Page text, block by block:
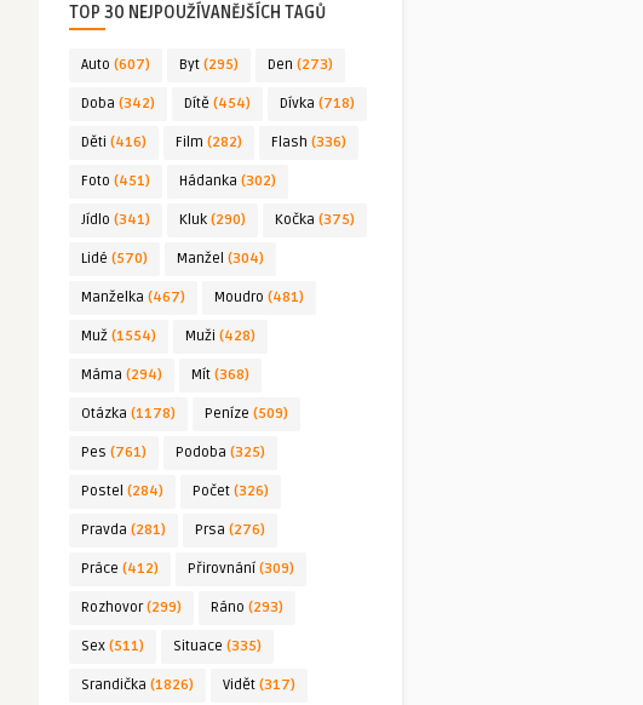
TOP 30 NEJPOUŽÍVANĚJŠÍCH TAGŮ
Auto (607) Byt (295) Den (273)
Doba (342) Dítě (454) Dívka (718)
Děti (416) Film (282) Flash (336)
Foto (451) Hádanka (302)
Jídlo (341) Kluk (290) Kočka (375)
Lidé (570) Manžel (304)
Manželka (467) Moudro (481)
Muž (1554) Muži (428)
Máma (294) Mít (368)
Otázka (1178) Peníze (509)
Pes (761) Podoba (325)
Postel (284) Počet (326)
Pravda (281) Prsa (276)
Práce (412) Přirovnání (309)
Rozhovor(299) Ráno (293)
Sex (511) Situace (335)
Srandička (1826) Vidět (317)